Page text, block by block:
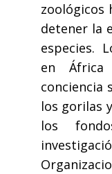
zoológicos
detener la
especies.
en
conciencia
los gorilas
los